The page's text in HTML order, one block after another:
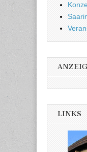
LINKS